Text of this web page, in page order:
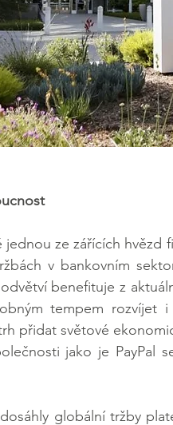
ze zářících
v bankovním
benefituje z
tempem rozvíjet
přidat světové
jako je PayPal
globální tržby